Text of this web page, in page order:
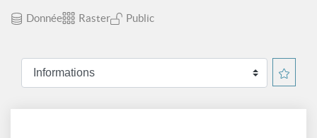
Donnée Raster Public